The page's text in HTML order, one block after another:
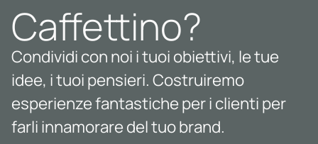
Caffettino?
Condividi con noi i tuoi obiettivi, le tue
idee, i tuoi pensieri. Costruiremo
esperienze fantastiche per i clienti per
farli innamorare del tuo brand.